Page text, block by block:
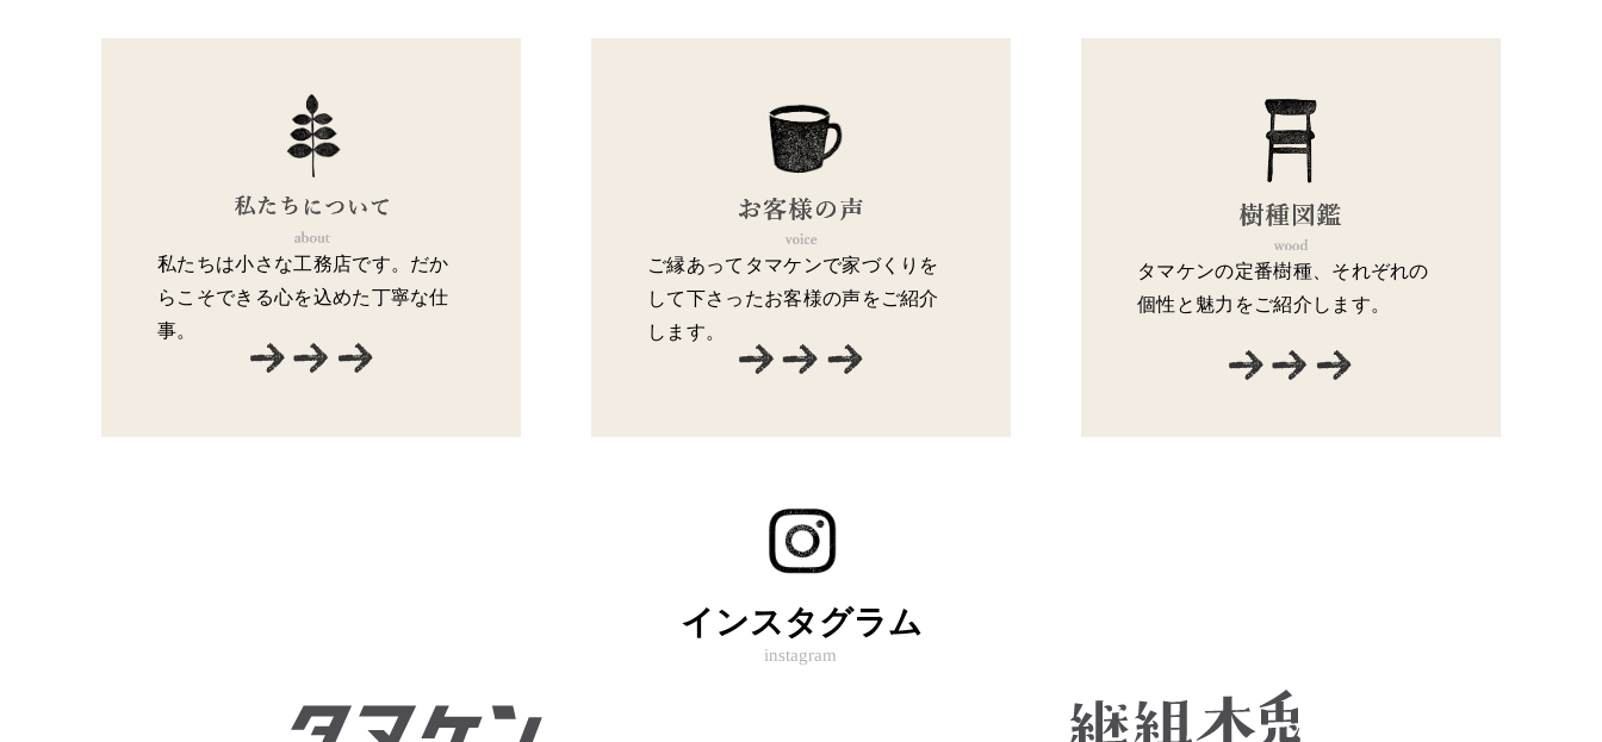
私たちは小さな工務店です。だか
らこそできる心を込めた丁寧な仕
事。
ご縁あってタマケンで家づくりを
して下さったお客様の声をご紹介
します。
タマケンの定番樹種、それぞれの
個性と魅力をご紹介します。
インスタグラム
instagram